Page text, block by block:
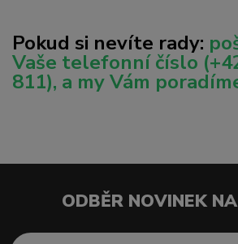
Pokud si nevíte rady:
Vaše telefonní číslo
811), a my Vám
ODBĚR NOVINEK